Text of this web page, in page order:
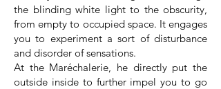
the blinding white light to the obscurity,
from empty to occupied space. It engages
you to experiment a sort of disturbance
and disorder of sensations.
At the Maréchalerie, he directly put the
outside inside to further impel you to go